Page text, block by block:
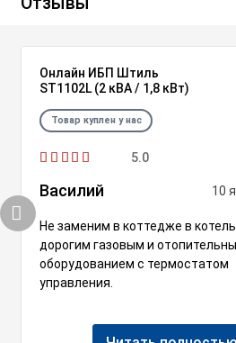
Онлайн ИБП Штиль
ST1102L (2 кВА / 1,8 кВт)
Товар куплен у нас
5.0
Василий 10
Не заменим в коттедже в
дорогим газовым и
оборудованием с термостатом
управления.